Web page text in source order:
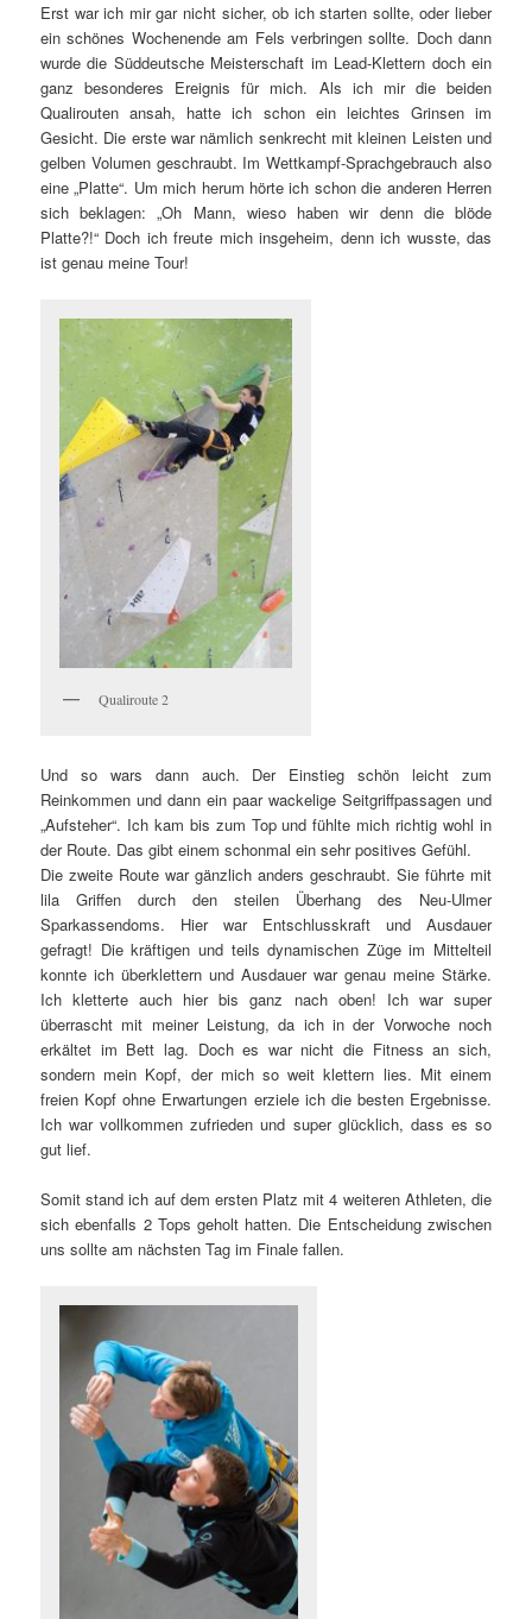
Erst war ich mir gar nicht sicher, ob ich starten sollte, oder lieber
ein schönes Wochenende am Fels verbringen sollte. Doch dann
wurde die Süddeutsche Meisterschaft im Lead-Klettern doch ein
ganz besonderes Ereignis für mich. Als ich mir die beiden
Qualirouten ansah, hatte ich schon ein leichtes Grinsen im
Gesicht. Die erste war nämlich senkrecht mit kleinen Leisten und
gelben Volumen geschraubt. Im Wettkampf-Sprachgebrauch also
eine „Platte“. Um mich herum hörte ich schon die anderen Herren
sich beklagen: „Oh Mann, wieso haben wir denn die blöde
Platte?!“ Doch ich freute mich insgeheim, denn ich wusste, das
ist genau meine Tour!
Qualiroute 2
Und so wars dann auch. Der Einstieg schön leicht zum
Reinkommen und dann ein paar wackelige Seitgriffpassagen und
„Aufsteher“. Ich kam bis zum Top und fühlte mich richtig wohl in
der Route. Das gibt einem schonmal ein sehr positives Gefühl.
Die zweite Route war gänzlich anders geschraubt. Sie führte mit
lila Griffen durch den steilen Überhang des Neu-Ulmer
Sparkassendoms. Hier war Entschlusskraft und Ausdauer
gefragt! Die kräftigen und teils dynamischen Züge im Mittelteil
konnte ich überklettern und Ausdauer war genau meine Stärke.
Ich kletterte auch hier bis ganz nach oben! Ich war super
überrascht mit meiner Leistung, da ich in der Vorwoche noch
erkältet im Bett lag. Doch es war nicht die Fitness an sich,
sondern mein Kopf, der mich so weit klettern lies. Mit einem
freien Kopf ohne Erwartungen erziele ich die besten Ergebnisse.
Ich war vollkommen zufrieden und super glücklich, dass es so
gut lief.
Somit stand ich auf dem ersten Platz mit 4 weiteren Athleten, die
sich ebenfalls 2 Tops geholt hatten. Die Entscheidung zwischen
uns sollte am nächsten Tag im Finale fallen.